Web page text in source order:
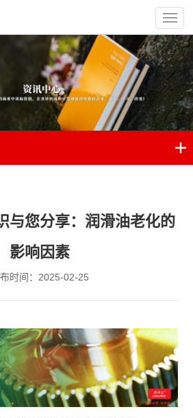
与您分享：润滑油老化的
影响因素
时间：2025-02-25